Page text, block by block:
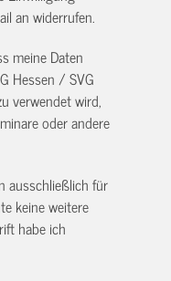
anwiderrufen.
meine Daten
Hessen / SVG
verwendet wird,
oder andere
ausschließlich für
keine weitere
habe ich